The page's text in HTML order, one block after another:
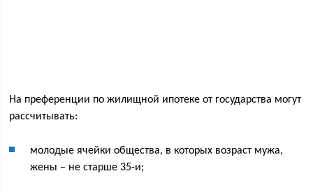
На преференции по жилищной ипотеке от государства могут
рассчитывать:
молодые ячейки общества, в которых возраст мужа,
жены – не старше 35-и;